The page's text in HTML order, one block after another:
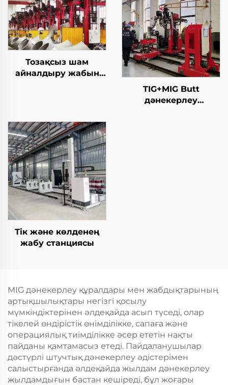
Тозақсыз шам
айналдыру жабын
TIG+MIG Butt
дәнекерлеу
Тік және көлденең
жабу станциясы
MIG дәнекерлеу құралдары мен жабдықтарының
артықшылықтары негізгі қосылу
мүмкіндіктерінен әлдеқайда асып түседі, олар
тікелей өндірістік өнімділікке, сапаға және
операциялық тиімділікке әсер ететін нақты
пайданы қамтамасыз етеді. Пайдаланушылар
дәстүрлі штучтық дәнекерлеу әдістерімен
салыстырғанда әлдеқайда жылдам дәнекерлеу
жылдамдығын бастан кешіреді, бұл жоғары